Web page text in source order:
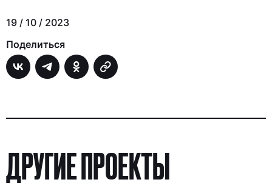
19 / 10 / 2023
Поделиться
ДРУГИЕ ПРОЕКТЫ